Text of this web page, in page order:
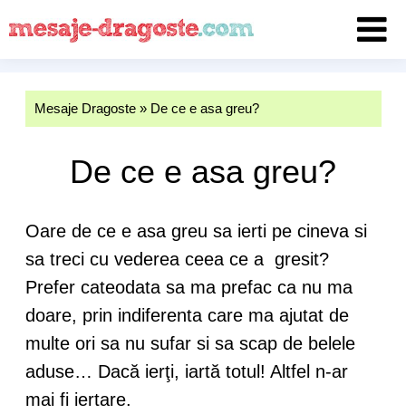
Mesaje Dragoste» De ce e asa greu?
De ce e asa greu?
Oare de ce e asa greu sa ierti pe cineva si
sa treci cu vederea ceea ce a gresit?
Prefer cateodata sa ma prefac ca nu ma
doare, prin indiferenta care ma ajutat de
multe ori sa nu sufar si sa scap de belele
aduse… Dacă ierţi, iartă totul! Altfel n-ar
mai fi iertare.